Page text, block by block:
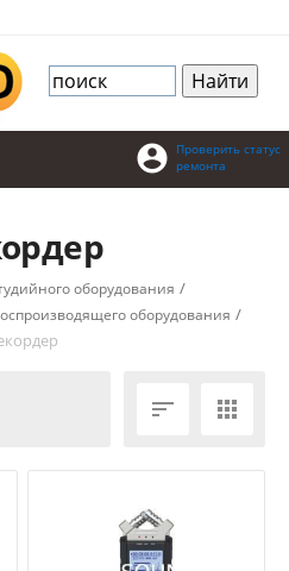
Проверить статус
ремонта

оборудования /
оборудования /
 